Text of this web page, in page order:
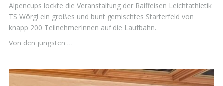
Alpencups lockte die Veranstaltung der Raiffeisen Leichtathletik
TS Wörgl ein großes und bunt gemischtes Starterfeld von
knapp 200 TeilnehmerInnen auf die Laufbahn.
Von den jüngsten …